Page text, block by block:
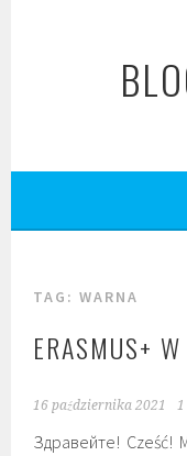
TAG:WARNA
ERASMUS+
16 października 2021
Здравейте! Cześć!